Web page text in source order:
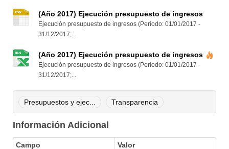
(Año 2017) Ejecución presupuesto de ingresos
Ejecución presupuesto de ingresos (Período: 01/01/2017 -
31/12/2017;...
(Año 2017) Ejecución presupuesto de ingresos
Ejecución presupuesto de ingresos (Período: 01/01/2017 -
31/12/2017;...
Presupuestos y ejec... Transparencia
Información Adicional
Campo Valor